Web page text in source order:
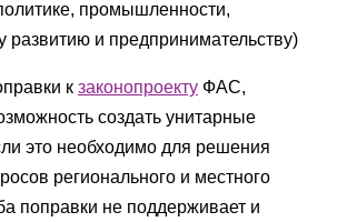
промышленности,
развитию и предпринимательству)
к законопроекту ФАС,
создать унитарные
это необходимо для решения
регионального и местного
поправки не поддерживает и